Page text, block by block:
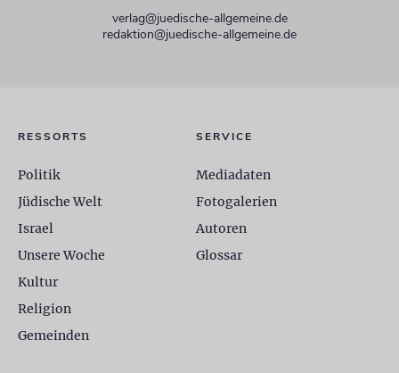
verlag@juedische-allgemeine.de
redaktion@juedische-allgemeine.de
RESSORTS
Politik
Jüdische Welt
Israel
Unsere Woche
Kultur
Religion
Gemeinden
SERVICE
Mediadaten
Fotogalerien
Autoren
Glossar